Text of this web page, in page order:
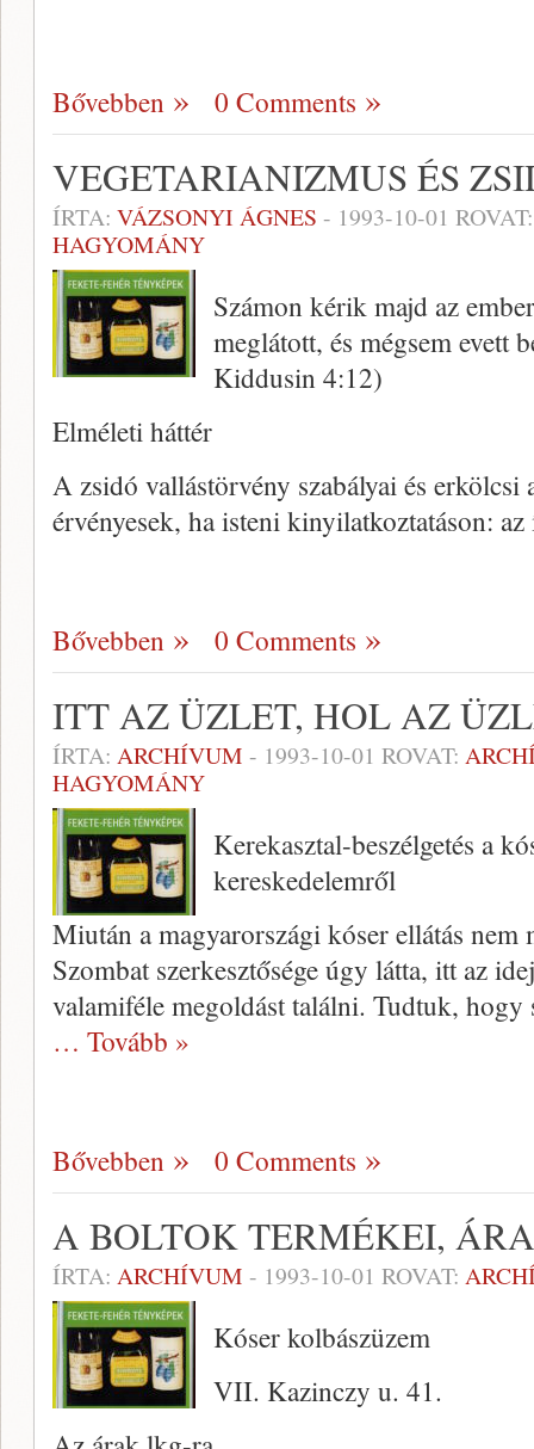
Bővebben 0 Comments
VEGETARIANIZMUS ÉS
ÍRTA: VÁZSONYI ÁGNES - 1993-10-01
HAGYOMÁNY
Számon kérik majd az
meglátott, és mégsem evett
Kiddusin 4:12)
Elméleti háttér
A zsidó vallástörvény szabályai és erkölcsi
érvényesek, ha isteni kinyilatkoztatáson:
Bővebben 0 Comments
ITT AZ ÜZLET, HOL AZ
ÍRTA: ARCHÍVUM - 1993-10-01 ROVAT:
HAGYOMÁNY
Kerekasztal-beszélgetés a
kereskedelemről
Miután a magyarországi kóser ellátás nem
Szombat szerkesztősége úgy látta, itt az
valamiféle megoldást találni. Tudtuk,
… Tovább »
Bővebben 0 Comments
A BOLTOK TERMÉKEI,
ÍRTA: ARCHÍVUM - 1993-10-01 ROVAT:
Kóser kolbászüzem
VII. Kazinczy u. 41.